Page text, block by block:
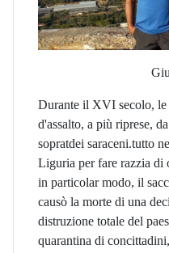
Giuse
Durante il XVI secolo, le
d'assalto, a più riprese,
sopratdei saraceni.tutto
Liguria per fare razzia di
in particolar modo, il
causò la morte di una
distruzione totale del
quarantina di